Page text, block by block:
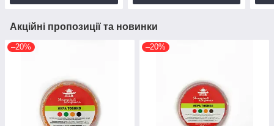
Акційні пропозиції та новинки
–20% –20%